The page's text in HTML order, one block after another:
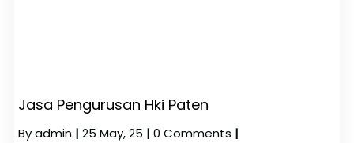
Jasa Pengurusan Hki Paten
Byadmin | 25 May, 25 | 0 Comments |